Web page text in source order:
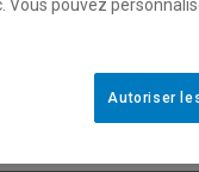
pouvez
Autoriser